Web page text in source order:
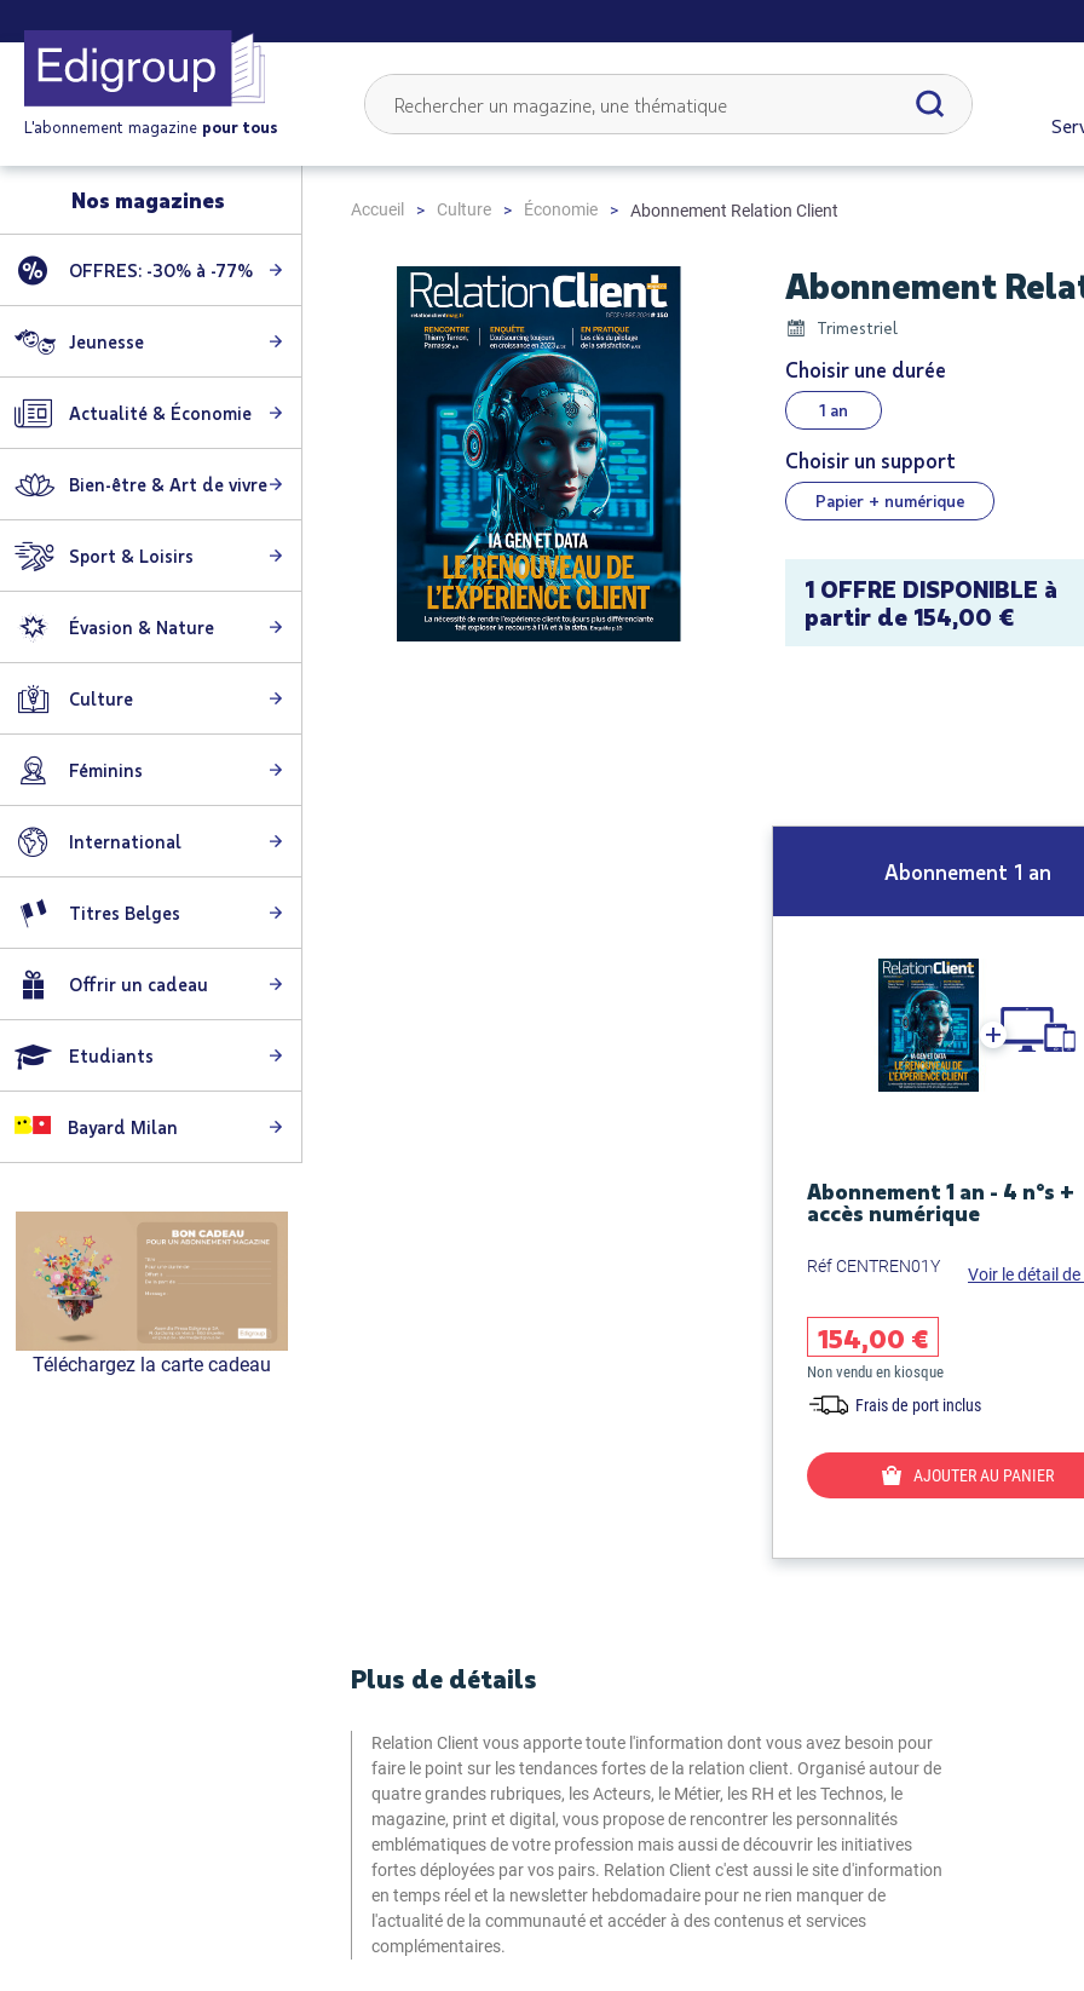
L'abonnement magazine pour tous
Accueil Culture Économie Abonnement Relation Client
Abonnement
Trimestriel
Choisir une durée
1 an
Choisir un support
Papier + numérique
1 OFFRE DISPONIBLE à
partir de 154,00 €
Abonnement 1 an
+
Abonnement 1 an - 4 n°s +
accès numérique
Réf CENTREN01Y Voir le détail
154,00 €
Non vendu en kiosque
Frais de port inclus
AJOUTER AU PANIER
Plus de détails
Relation Client vous apporte toute l'information dont vous avez besoin pour
faire le point sur les tendances fortes de la relation client. Organisé autour de
quatre grandes rubriques, les Acteurs, le Métier, les RH et les Technos, le
magazine, print et digital, vous propose de rencontrer les personnalités
emblématiques de votre profession mais aussi de découvrir les initiatives
fortes déployées par vos pairs. Relation Client c'est aussi le site d'information
en temps réel et la newsletter hebdomadaire pour ne rien manquer de
l'actualité de la communauté et accéder à des contenus et services
complémentaires.
Nos magazines
OFFRES: -30% à -77%
Jeunesse
Actualité & Économie
Bien-être & Art de vivre
Sport & Loisirs
Évasion & Nature
Culture
Féminins
International
Titres Belges
Offrir un cadeau
Etudiants
Bayard Milan
Téléchargez la carte cadeau